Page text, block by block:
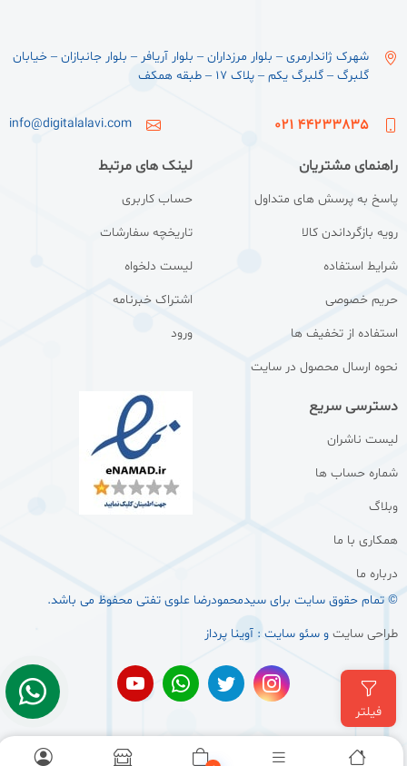
فیلتر
شهرک ژاندارمری – بلوار مرزداران – بلوار آریافر – بلوار جانبازان – خیابان
گلبرگ – گلبرگ یکم – پلاک ۱۷ – طبقه همکف
44233835 021
info@digitalalavi.com
راهنمای مشتریان
پاسخ به پرسش های متداول
رویه بازگرداندن کالا
شرایط استفاده
حریم خصوصی
استفاده از تخفیف ها
نحوه ارسال محصول در سایت
لینک های مرتبط
حساب کاربری
تاریخچه سفارشات
لیست دلخواه
اشتراک خبرنامه
ورود
دسترسی سریع
لیست ناشران
شماره حساب ها
وبلاگ
همکاری با ما
درباره ما
© تمام حقوق سایت برای سيدمحمودرضا علوی تفتی محفوظ می باشد.
طراحی سایتو سئو سایت : آوینا پرداز